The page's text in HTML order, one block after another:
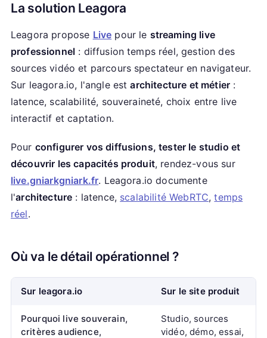
La solution Leagora
Leagora propose Live pour le streaming live
professionnel : diffusion temps réel, gestion des
sources vidéo et parcours spectateur en navigateur.
Sur leagora.io, l'angle estarchitecture et métier :
latence, scalabilité, souveraineté, choix entre live
interactif et captation.
Pour configurer vos diffusions, tester le studio et
découvrir les capacités produit, rendez-vous sur
live.gniarkgniark.fr. Leagora.io documente
l'architecture : latence, scalabilité WebRTC,temps
réel.
Où va le détail opérationnel ?
Sur leagora.io Sur le site produit
Pourquoi live souverain,
critères audience,
Studio, sources
vidéo, démo, essai,